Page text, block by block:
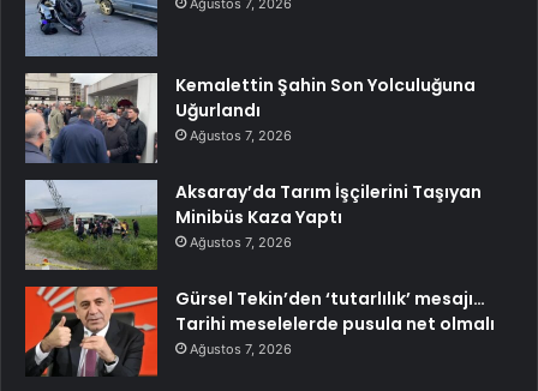
Kemalettin Şahin Son Yolculuğuna
Uğurlandı
Ağustos 7, 2026
Aksaray’da Tarım İşçilerini Taşıyan
Minibüs Kaza Yaptı
Ağustos 7, 2026
Gürsel Tekin’den ‘tutarlılık’ mesajı…
Tarihi meselelerde pusula net olmalı
Ağustos 7, 2026